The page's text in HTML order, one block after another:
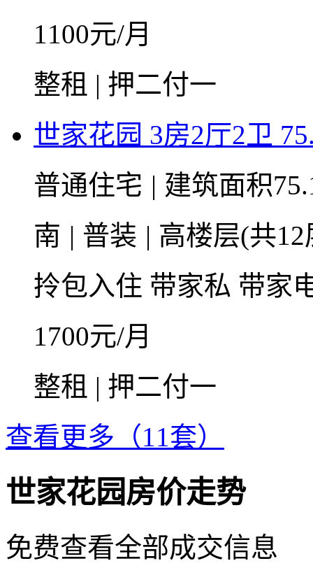
1100元/月
整租 | 押二付一
世家花园 3房2厅2卫
普通住宅 | 建筑面积
南 | 普装 | 高楼层(共
拎包入住 带家私 带家
1700元/月
整租 | 押二付一
查看更多（11套）
世家花园房价走势
免费查看全部成交信息